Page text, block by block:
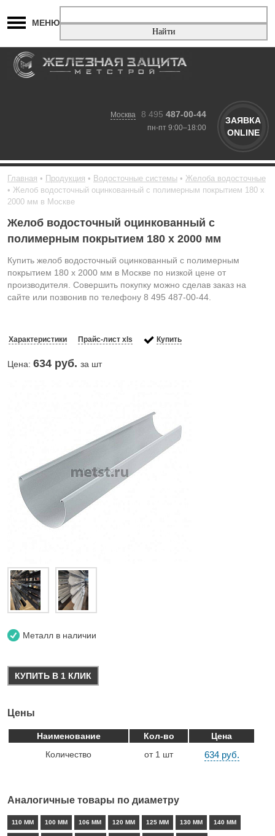
МЕНЮ
Москва 8 495 487-00-44
пн-пт 9:00–18:00
ЗАЯВКА
ONLINE
Главная Продукция Водосточные системы
Желоба водосточные
Желоб водосточный оцинкованный с полимерным покрытием 180 х
2000 мм в Москве
Желоб водосточный оцинкованный с
полимерным покрытием 180 х 2000 мм
Купить желоб водосточный оцинкованный с полимерным
покрытием 180 х 2000 мм в Москве по низкой цене от
производителя. Совершить покупку можно сделав заказ на
сайте или позвонив по телефону 8 495 487-00-44.
Характеристики Прайс-лист xls Купить
Цена: 634 руб. за шт
Металл в наличии
КУПИТЬ В 1 КЛИК
Цены
Наименование Кол-во
Цена
Количество
от 1 шт 634 руб.
Аналогичные товары по диаметру
110 ММ 100 ММ 106 ММ 120 ММ 125 ММ 130 ММ 140 ММ